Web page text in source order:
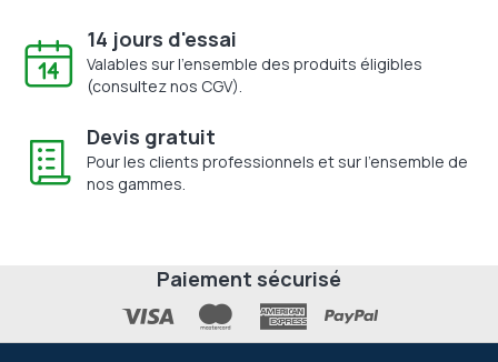
14 jours d'essai
Valables sur l'ensemble des produits éligibles
(consultez nos CGV).
Devis gratuit
Pour les clients professionnels et sur l'ensemble de
nos gammes.
Paiement sécurisé